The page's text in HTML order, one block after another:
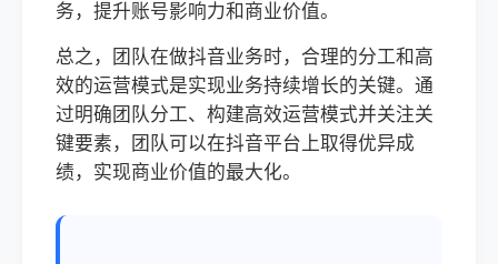
务，提升账号影响力和商业价值。
总之，团队在做抖音业务时，合理的分工和高
效的运营模式是实现业务持续增长的关键。通
过明确团队分工、构建高效运营模式并关注关
键要素，团队可以在抖音平台上取得优异成
绩，实现商业价值的最大化。